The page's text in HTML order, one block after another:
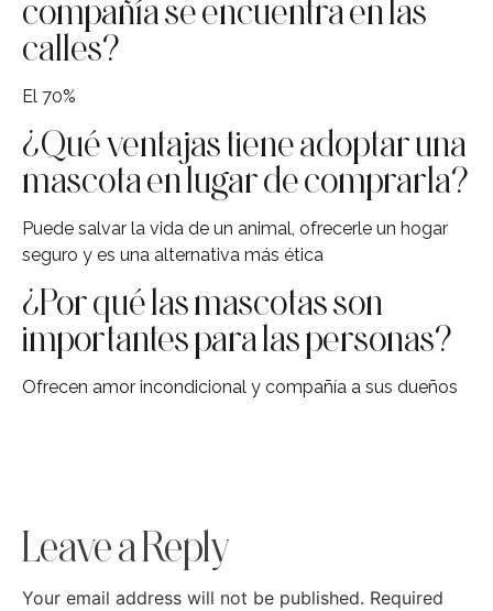
compañía se encuentra en las
calles?
El 70%
¿Qué ventajas tiene adoptar una
mascota en lugar de comprarla?
Puede salvar la vida de un animal, ofrecerle un hogar
seguro y es una alternativa más ética
¿Por qué las mascotas son
importantes para las personas?
Ofrecen amor incondicional y compañía a sus dueños
Leave a Reply
Your email address will not be published. Required